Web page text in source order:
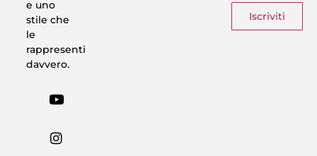
e uno
stile che
le
rappresenti
davvero.
Iscriviti